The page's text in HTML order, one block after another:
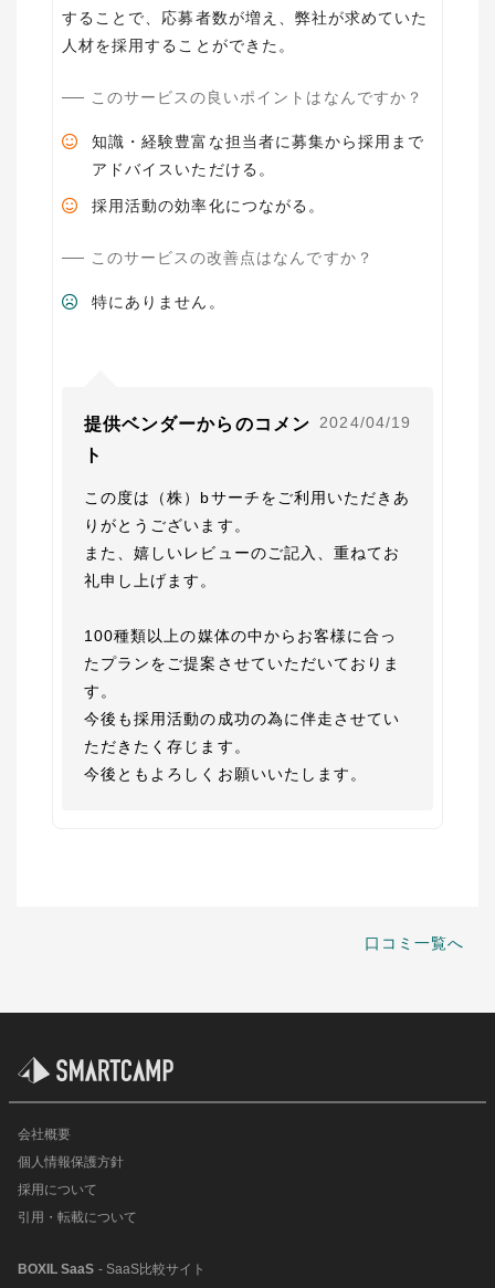
することで、応募者数が増え、弊社が求めていた
人材を採用することができた。
このサービスの良いポイントはなんですか？
知識・経験豊富な担当者に募集から採用まで
アドバイスいただける。
採用活動の効率化につながる。
このサービスの改善点はなんですか？
特にありません。
提供ベンダーからのコメン
ト
2024/04/19
この度は（株）bサーチをご利用いただきあ
りがとうございます。
また、嬉しいレビューのご記入、重ねてお
礼申し上げます。
100種類以上の媒体の中からお客様に合っ
たプランをご提案させていただいておりま
す。
今後も採用活動の成功の為に伴走させてい
ただきたく存じます。
今後ともよろしくお願いいたします。
口コミ一覧へ
会社概要
個人情報保護方針
採用について
引用・転載について
BOXIL SaaS - SaaS比較サイト